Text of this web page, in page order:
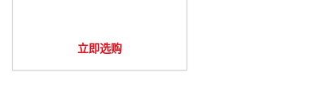
立即选购